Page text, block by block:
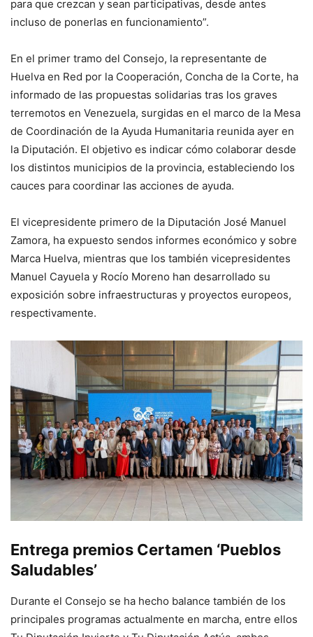
para que crezcan y sean participativas, desde antes
incluso de ponerlas en funcionamiento”.
En el primer tramo del Consejo, la representante de
Huelva en Red por la Cooperación, Concha de la Corte, ha
informado de las propuestas solidarias tras los graves
terremotos en Venezuela, surgidas en el marco de la Mesa
de Coordinación de la Ayuda Humanitaria reunida ayer en
la Diputación. El objetivo es indicar cómo colaborar desde
los distintos municipios de la provincia, estableciendo los
cauces para coordinar las acciones de ayuda.
El vicepresidente primero de la Diputación José Manuel
Zamora, ha expuesto sendos informes económico y sobre
Marca Huelva, mientras que los también vicepresidentes
Manuel Cayuela y Rocío Moreno han desarrollado su
exposición sobre infraestructuras y proyectos europeos,
respectivamente.
Entrega premios Certamen ‘Pueblos
Saludables’
Durante el Consejo se ha hecho balance también de los
principales programas actualmente en marcha, entre ellos